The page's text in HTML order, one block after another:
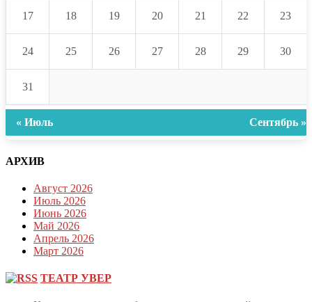
17 18 19 20 21 22 23
24 25 26 27 28 29 30
31
« Июль Сентябрь »
АРХИВ
Август 2026
Июль 2026
Июнь 2026
Май 2026
Апрель 2026
Март 2026
ТЕАТР УВЕР